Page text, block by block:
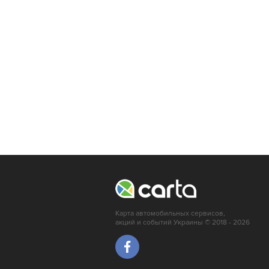
Карта автомобильных сервисов,
акций и событий Украины © 2018 - 2026